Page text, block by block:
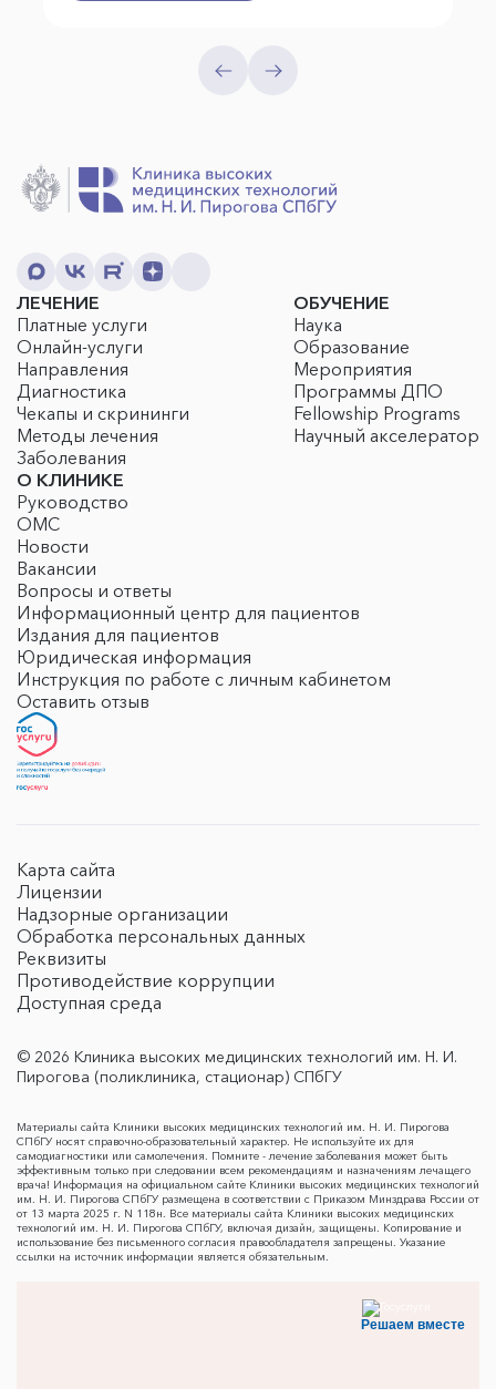
ЛЕЧЕНИЕ
Платные услуги
Онлайн-услуги
Направления
Диагностика
Чекапы и скрининги
Методы лечения
Заболевания
ОБУЧЕНИЕ
Наука
Образование
Мероприятия
Программы ДПО
Fellowship Programs
Научный акселератор
О КЛИНИКЕ
Руководство
ОМС
Новости
Вакансии
Вопросы и ответы
Информационный центр для пациентов
Издания для пациентов
Юридическая информация
Инструкция по работе с личным кабинетом
Оставить отзыв
Карта сайта
Лицензии
Надзорные организации
Обработка персональных данных
Реквизиты
Противодействие коррупции
Доступная среда
© 2026 Клиника высоких медицинских технологий им. Н. И.
Пирогова (поликлиника, стационар) СПбГУ
Материалы сайта Клиники высоких медицинских технологий им. Н. И. Пирогова
СПбГУ носят справочно-образовательный характер. Не используйте их для
самодиагностики или самолечения. Помните - лечение заболевания может быть
эффективным только при следовании всем рекомендациям и назначениям лечащего
врача! Информация на официальном сайте Клиники высоких медицинских технологий
им. Н. И. Пирогова СПбГУ размещена в соответствии с Приказом Минздрава России от
от 13 марта 2025 г. N 118н. Все материалы сайта Клиники высоких медицинских
технологий им. Н. И. Пирогова СПбГУ, включая дизайн, защищены. Копирование и
использование без письменного согласия правообладателя запрещены. Указание
ссылки на источник информации является обязательным.
Решаем вместе